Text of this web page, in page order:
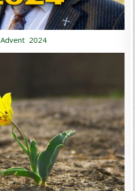
Advent 2024